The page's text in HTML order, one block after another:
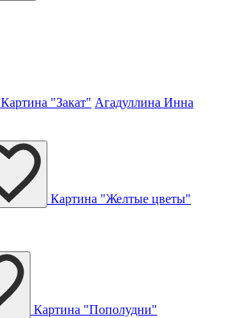
Картина "Закат" Агадуллина Инна
Картина "Желтые цветы"
Картина "Пополудни"